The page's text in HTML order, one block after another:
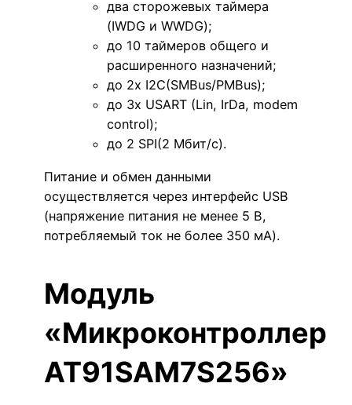
два сторожевых таймера
(IWDG и WWDG);
до 10 таймеров общего и
расширенного назначений;
до 2х I2C(SMBus/PMBus);
до 3х USART (Lin, IrDa, modem
control);
до 2 SPI(2 Мбит/с).
Питание и обмен данными
осуществляется через интерфейс USB
(напряжение питания не менее 5 В,
потребляемый ток не более 350 мА).
Модуль
«Микроконтроллер
AT91SAM7S256»